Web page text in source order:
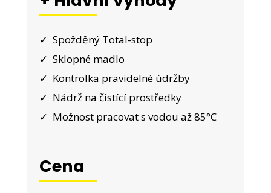
✓ Spožděný Total-stop
✓ Sklopné madlo
✓ Kontrolka pravidelné údržby
✓ Nádrž na čistící prostředky
✓ Možnost pracovat s vodou až 85°C
Cena